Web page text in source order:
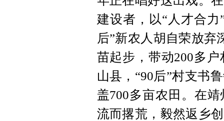
建设者，以“人才合
后”新农人胡自荣放弃
苗起步，带动200多
山县，“90后”村支书
盖700多亩农田。在
流而撂荒，毅然返乡